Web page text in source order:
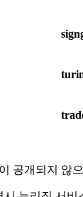
공개되지 않